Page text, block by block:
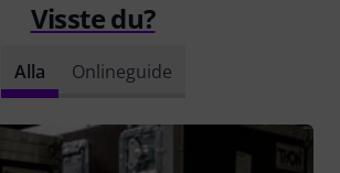
Visste du?
Alla Onlineguide